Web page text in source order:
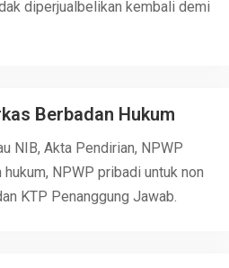
diperjualbelikan kembali demi
Berbadan Hukum
NIB, Akta Pendirian, NPWP
NPWP pribadi untuk non
KTP Penanggung Jawab.